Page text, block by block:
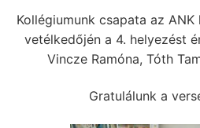
Kollégiumunk csapata az
vetélkedőjén a 4. helyezést
Vincze Ramóna, Tóth
Gratulálunk a